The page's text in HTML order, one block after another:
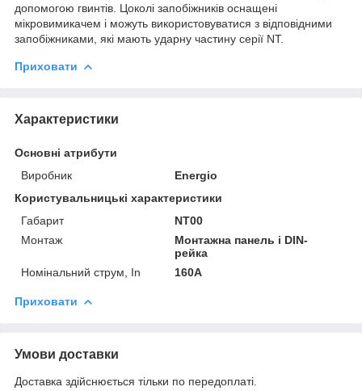
допомогою гвинтів. Цоколі запобіжників оснащені
мікровимикачем і можуть використовуватися з відповідними
запобіжниками, які мають ударну частину серії NT.
Приховати
Характеристики
Основні атрибути
Виробник
Energio
Користувальницькі характеристики
Габарит
NT00
Монтаж
Монтажна панель і DIN-
рейка
Номінальний струм, In
160А
Приховати
Умови доставки
Доставка здійснюється тільки по передоплаті.